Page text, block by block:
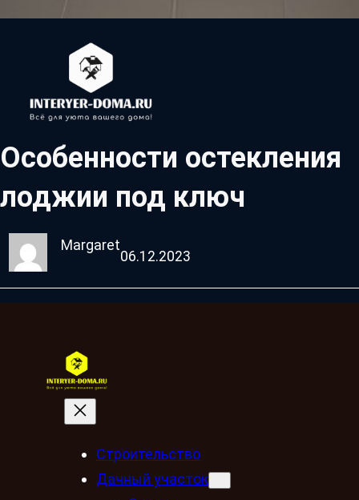
Особенности остекления
лоджии под ключ
Margaret
06.12.2023
Строительство
Дачный участок